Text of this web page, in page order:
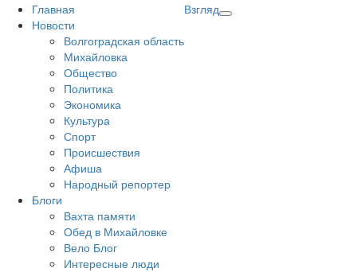
Главная
Новости
Волгоградская область
Михайловка
Общество
Политика
Экономика
Культура
Спорт
Происшествия
Афиша
Народный репортер
Блоги
Вахта памяти
Обед в Михайловке
Вело Блог
Интересные люди
Взгляд